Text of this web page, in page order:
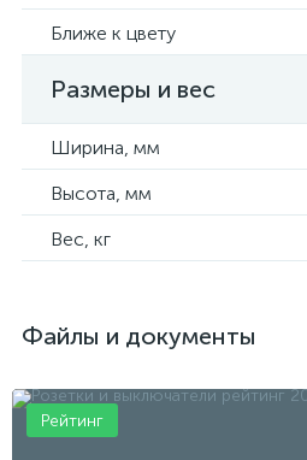
Ближе к цвету
Размеры и вес
Ширина, мм
Высота, мм
Вес, кг
Файлы и документы
Рейтинг